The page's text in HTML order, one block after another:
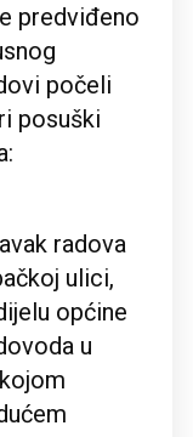
predviđeno
počeli
posuški
radova
ulici,
općine
u